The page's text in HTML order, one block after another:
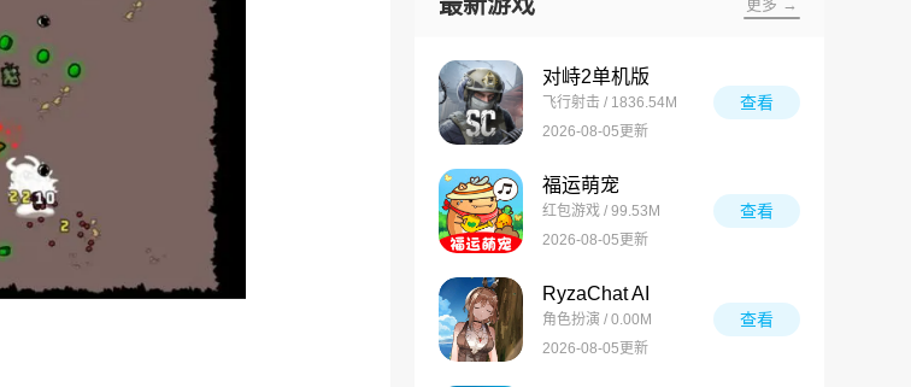
更多 →
对峙2单机版
飞行射击 / 1836.54M
2026-08-05更新
查看
福运萌宠
红包游戏 / 99.53M
2026-08-05更新
查看
RyzaChat AI
角色扮演 / 0.00M
2026-08-05更新
查看